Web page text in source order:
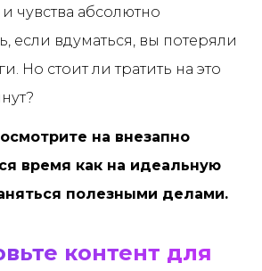
чувства абсолютно
если вдуматься, вы потеряли
Но стоит ли тратить на это
на внезапно
время как на идеальную
полезными делами.
контент для